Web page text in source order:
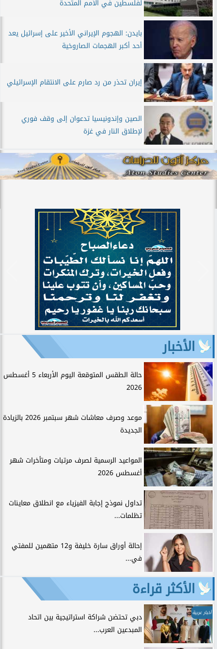
لفلسطين في الأمم المتحدة
بايدن: الهجوم الإيراني الأخير على إسرائيل يعد
أحد أكبر الهجمات الصاروخية
إيران تحذر من رد صارم على الانتقام الإسرائيلي
الصين وإندونيسيا تدعوان إلى وقف فوري
لإطلاق النار في غزة
الأخبار
حالة الطقس المتوقعة اليوم الأربعاء 5 أغسطس
2026
موعد وصرف معاشات شهر سبتمبر 2026 بالزيادة
الجديدة
المواعيد الرسمية لصرف مرتبات ومتأخرات شهر
أغسطس 2026
تداول نموذج إجابة الفيزياء مع انطلاق معاينات
تظلمات...
إحالة أوراق سارة خليفة و12 متهمين للمفتي
في...
الأكثر قراءة
أخبار عربية
دبي تحتضن شراكة استراتيجية بين اتحاد
المبدعين العرب...